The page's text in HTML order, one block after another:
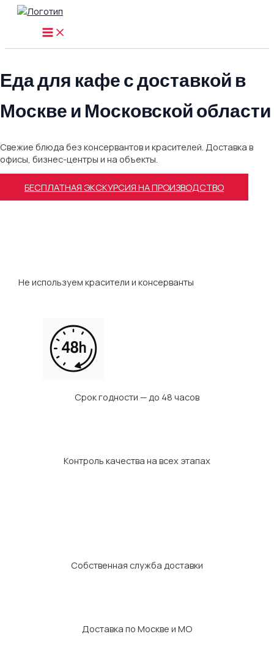
Перейти
содержимому
MAIN
MENU
Еда для кафе с доставкой в
Москве и Московской области
Свежие блюда без консервантов и красителей. Доставка в
офисы, бизнес-центры и на объекты.
БЕСПЛАТНАЯ ЭКСКУРСИЯ НА ПРОИЗВОДСТВО
Не используем красители и консерванты
Срок годности — до 48 часов
Контроль качества на всех этапах
Собственная служба доставки
Доставка по Москве и МО